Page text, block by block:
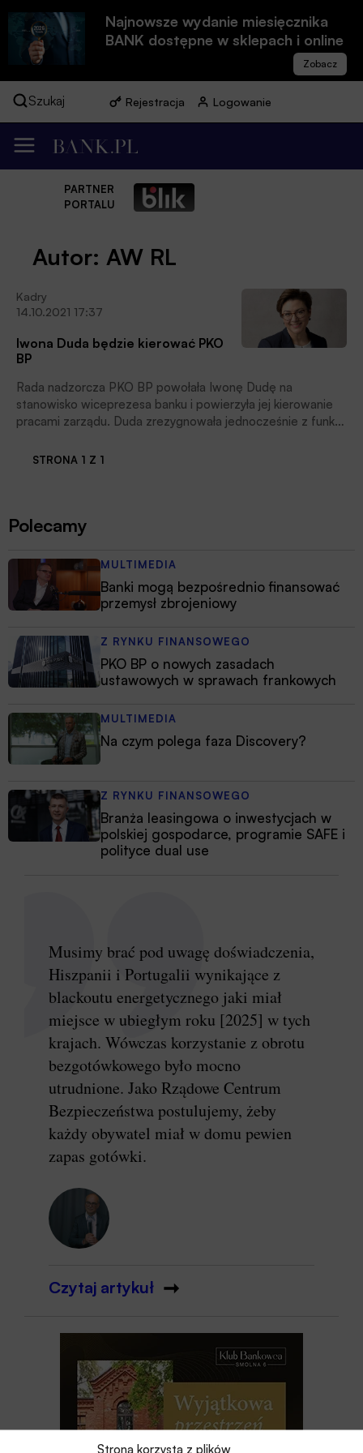
Strona korzysta z plików
Najnowsze wydanie miesięcznika
BANK dostępne w sklepach i online
Szukaj Rejestracja Logowanie
PARTNER
PORTALU
Autor: AW RL
Kadry
14.10.2021 17:37
Iwona Duda będzie kierować PKO
BP
Rada nadzorcza PKO BP powołała Iwonę Dudę na
stanowisko wiceprezesa banku i powierzyła jej kierowanie
pracami zarządu. Duda zrezygnowała jednocześnie z funkcji
wiceprezesa, powołany został również Wojciech Iwanicki –
STRONA 1 Z 1
Polecamy
MULTIMEDIA
Banki mogą bezpośrednio finansować
przemysł zbrojeniowy
Z RYNKU FINANSOWEGO
PKO BP o nowych zasadach
ustawowych w sprawach frankowych
MULTIMEDIA
Na czym polega faza Discovery?
Z RYNKU FINANSOWEGO
Branża leasingowa o inwestycjach w
polskiej gospodarce, programie SAFE i
polityce dual use
Musimy brać pod uwagę doświadczenia,
Hiszpanii i Portugalii wynikające z
blackoutu energetycznego jaki miał
miejsce w ubiegłym roku [2025] w tych
krajach. Wówczas korzystanie z obrotu
bezgotówkowego było mocno
utrudnione. Jako Rządowe Centrum
Bezpieczeństwa postulujemy, żeby
każdy obywatel miał w domu pewien
zapas gotówki.
Czytaj artykuł